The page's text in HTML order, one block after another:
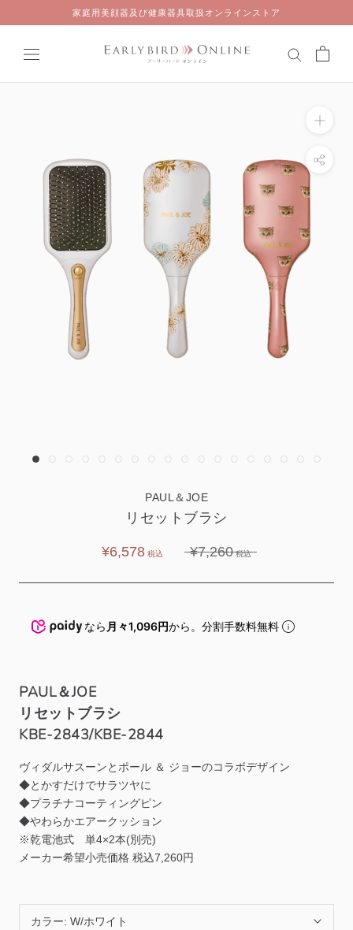
to
家庭用美顔器及び健康器具取扱オンラインストア
PAUL＆JOE
リセットブラシ
¥6,578 ¥7,260
なら 月々1,096円から。分割手数料無料
PAUL＆JOE
リセットブラシ
KBE-2843/KBE-2844
ヴィダルサスーンとポール ＆ ジョーのコラボデザイン
◆とかすだけでサラツヤに
◆プラチナコーティングピン
◆やわらかエアークッション
※乾電池式 単4×2本(別売)
メーカー希望小売価格 税込7,260円
カラー: W/ホワイト